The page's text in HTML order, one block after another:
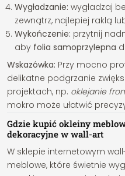
Wygładzanie: wygładzaj
zewnątrz, najlepiej raklą
Wykończenie: przytnij
aby folia samoprzylepna
Wskazówka: Przy mocno
delikatne podgrzanie
projektach, np. oklejanie
mokro może ułatwić
Gdzie kupić okleiny
dekoracyjne w wall-art
W sklepie internetowym
meblowe, które świetnie